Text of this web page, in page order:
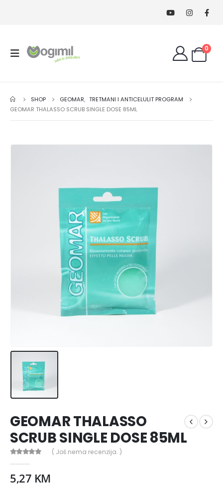
0
SHOP GEOMAR, TRETMANI I ANTICELULIT PROGRAM
GEOMAR THALASSO SCRUB SINGLE DOSE 85ML
GEOMAR THALASSO
SCRUB SINGLE DOSE 85ML
( Još nema recenzija. )
5,27 KM